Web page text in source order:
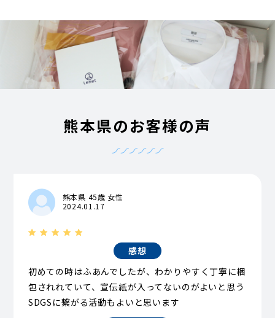
熊本県のお客様の声
熊本県 45歳 女性
2024.01.17
感想
初めての時はふあんでしたが、わかりやすく丁寧に梱
包されれていて、宣伝紙が入ってないのがよいと思う
SDGSに繋がる活動もよいと思います